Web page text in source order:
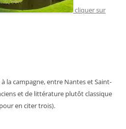
cliquer sur
la campagne, entre Nantes et Saint-
et de littérature plutôt classique
en citer trois).